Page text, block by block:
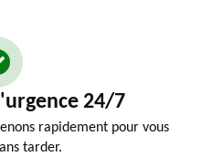
24/7
rapidement pour vous
tarder.